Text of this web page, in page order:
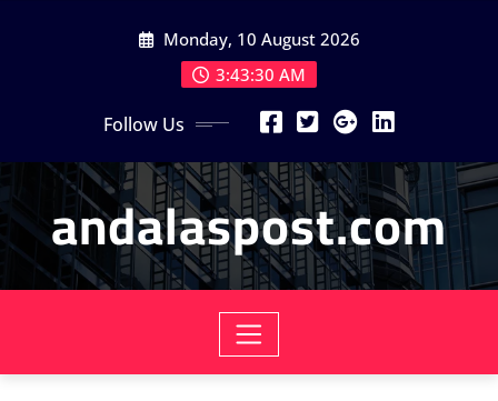
Monday, 10 August 2026
3:43:32 AM
Follow Us
andalaspost.com